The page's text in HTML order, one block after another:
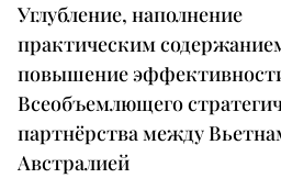
Углубление, наполнение
практическим
повышение
Всеобъемлющего
партнёрства между
Австралией